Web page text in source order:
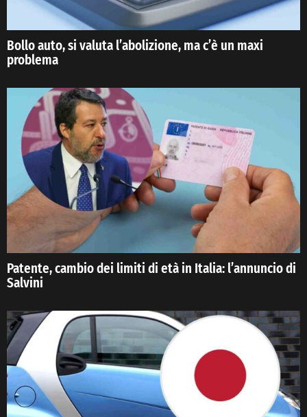
Bollo auto, si valuta l’abolizione, ma c’è un maxi
problema
Patente, cambio dei limiti di età in Italia: l’annuncio di
Salvini